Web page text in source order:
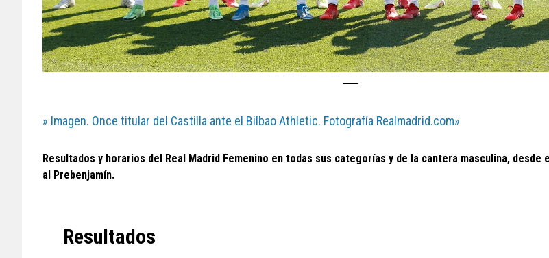
» Imagen. Once titular del Castilla ante el Bilbao Athletic. Fotografía Realmadrid.com»
Resultados y horarios del Real Madrid Femenino en todas sus categorías y de la cantera masculina, desde
al Prebenjamín.
Resultados